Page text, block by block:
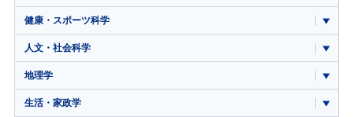
健康・スポーツ科学
人文・社会科学
地理学
生活・家政学